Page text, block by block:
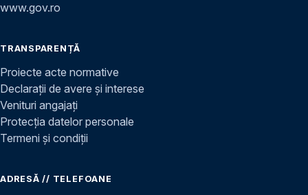
www.gov.ro
TRANSPARENȚĂ
Proiecte acte normative
Declarații de avere și interese
Venituri angajați
Protecția datelor personale
Termeni și condiții
ADRESĂ // TELEFOANE